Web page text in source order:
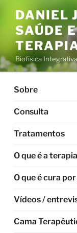
conteúdo
DANIEL
SAÚDE
Biofísica
Sobre
Consulta
Tratamentos
O que é a
O que é cura
Vídeos /
Cama